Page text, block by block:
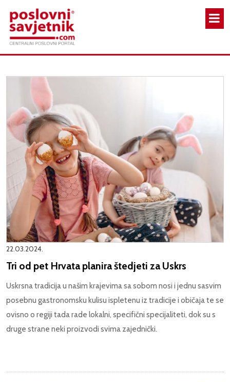
22.03.2024.
Tri od pet Hrvata planira štedjeti za Uskrs
Uskrsna tradicija u našim krajevima sa sobom nosi i jednu sasvim
posebnu gastronomsku kulisu ispletenu iz tradicije i običaja te se
ovisno o regiji tada rade lokalni, specifični specijaliteti, dok su s
druge strane neki proizvodi svima zajednički.